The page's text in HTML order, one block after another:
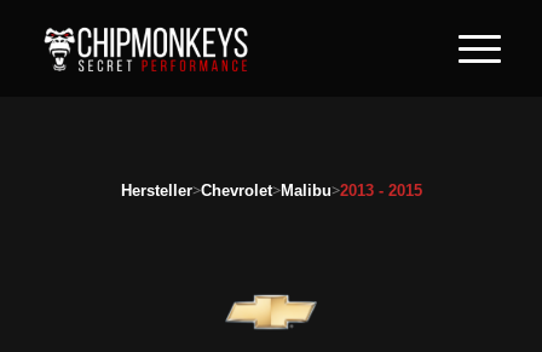
Hersteller>Chevrolet>Malibu>2013 - 2015